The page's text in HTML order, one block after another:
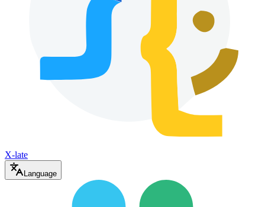
X-late
Language